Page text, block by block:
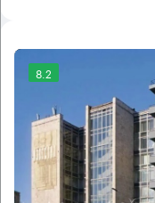
8.2